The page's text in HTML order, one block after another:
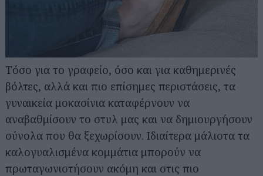
Τόσο για το γραφείο, όσο και για καθημερινές
βόλτες, αλλά και πιο επίσημες περιστάσεις, τα
γυναικεία μοκασίνια καταφέρνουν να
αναβαθμίσουν το στυλ μας και να δημιουργήσουν
σύνολα που θα ξεχωρίσουν. Ιδιαίτερα μάλιστα τα
καλογυαλισμένα κομμάτια μπορούν να
πρωταγωνιστήσουν ακόμη και στις πιο